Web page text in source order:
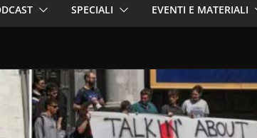
SPECIALI EVENTI E MATERIALI